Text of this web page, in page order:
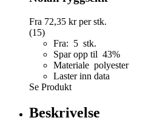
Fra 72,35 krper stk.
(15)
Fra: 5 stk.
Spar opp til 43%
Materiale polyester
Laster inn data
Se Produkt
Beskrivelse